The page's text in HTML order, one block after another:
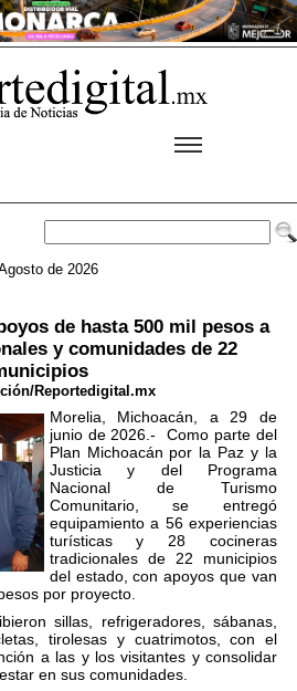
de 2026
de hasta 500 mil pesos a
y comunidades de 22
Reportedigital.mx
Morelia, Michoacán, a 29 de
junio de 2026.- Como parte del
Plan Michoacán por la Paz y la
Justicia y del Programa
Nacional de Turismo
Comunitario, se entregó
equipamiento a 56 experiencias
turísticas y 28 cocineras
tradicionales de 22 municipios
del estado, con apoyos que van
por proyecto.
sillas, refrigeradores, sábanas,
tirolesas y cuatrimotos, con el
a las y los visitantes y consolidar
en sus comunidades.